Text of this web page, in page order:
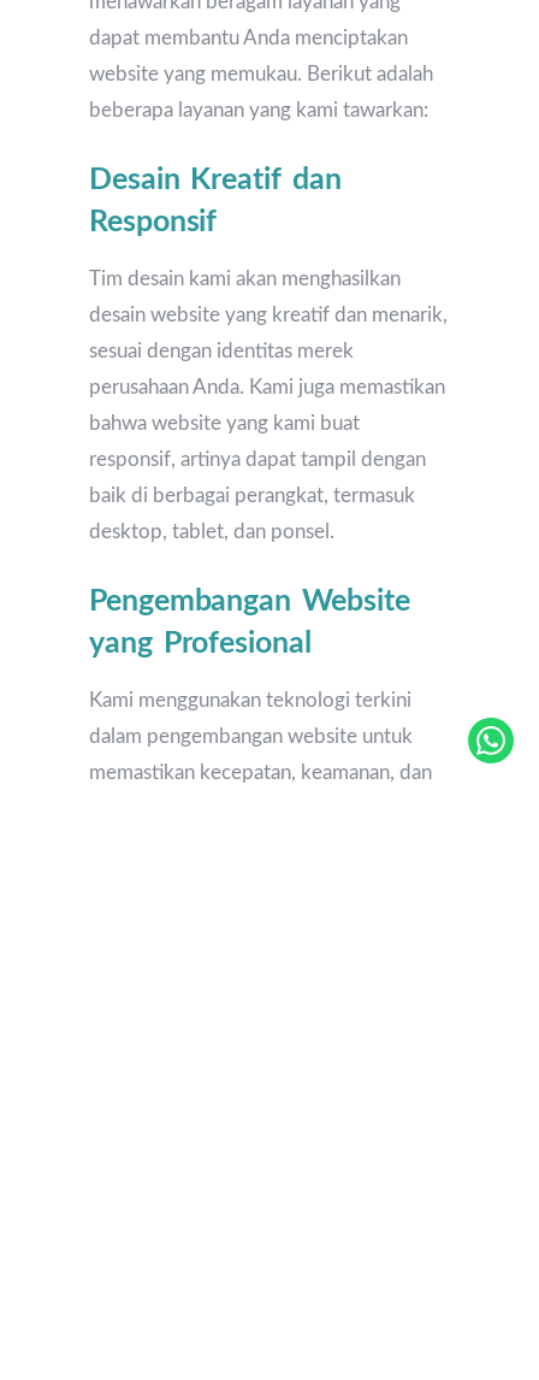
dapat membantu Anda menciptakan
website yang memukau. Berikut adalah
beberapa layanan yang kami tawarkan:
Desain Kreatif dan
Responsif
Tim desain kami akan menghasilkan
desain website yang kreatif dan menarik,
sesuai dengan identitas merek
perusahaan Anda. Kami juga memastikan
bahwa website yang kami buat
responsif, artinya dapat tampil dengan
baik di berbagai perangkat, termasuk
desktop, tablet, dan ponsel.
Pengembangan Website
yang Profesional
Kami menggunakan teknologi terkini
dalam pengembangan website untuk
memastikan kecepatan, keamanan, dan